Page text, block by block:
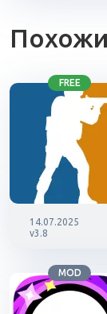
FREE
14.07.2025
v3.8
MOD